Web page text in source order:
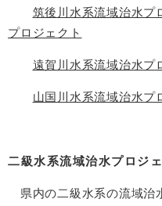
筑後川水系流域治水プ
プロジェクト
遠賀川水系流域治水プ
山国川水系流域治水プ
二級水系流域治水プロジ
県内の二級水系の流域治